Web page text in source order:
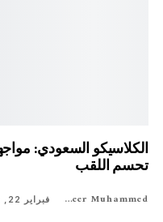
الكلاسيكو السعودي:
تحسم اللقب
Shaheer Muhammed فبراير 22, 2025